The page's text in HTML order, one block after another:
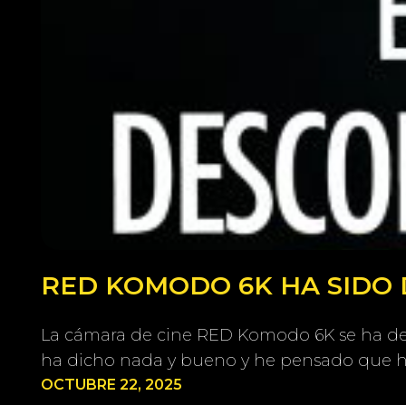
RED KOMODO 6K HA SIDO
La cámara de cine RED Komodo 6K se ha
ha dicho nada y bueno y he pensado que
OCTUBRE 22, 2025